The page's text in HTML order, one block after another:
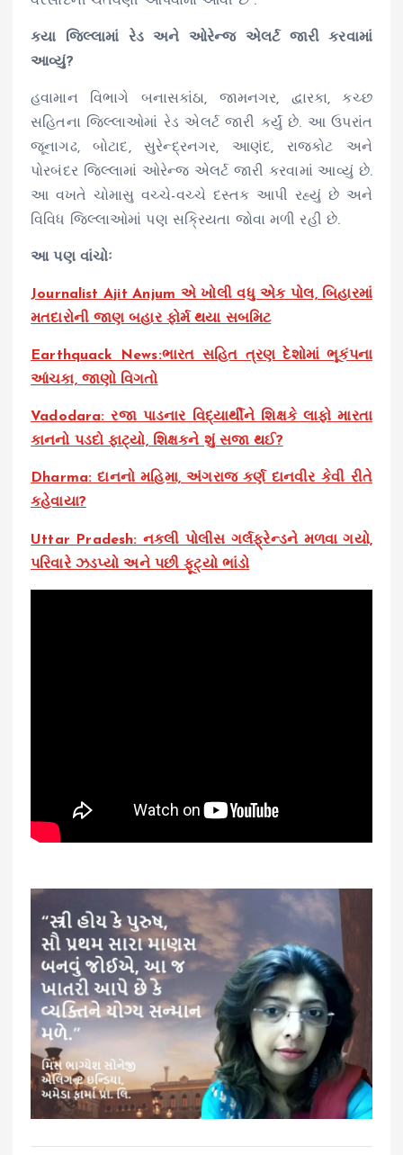
કયા જિલ્લામાં રેડ અને ઓરેન્જ એલર્ટ જારી કરવામાં
આવ્યું?
હવામાન વિભાગે બનાસકાંઠા, જામનગર, દ્વારકા, કચ્છ
સહિતના જિલ્લાઓમાં રેડ એલર્ટ જારી કર્યું છે. આ ઉપરાંત
જૂનાગઢ, બોટાદ, સુરેન્દ્રનગર, આણંદ, રાજકોટ અને
પોરબંદર જિલ્લામાં ઓરેન્જ એલર્ટ જારી કરવામાં આવ્યું છે.
આ વખતે ચોમાસુ વચ્ચે-વચ્ચે દસ્તક આપી રહ્યું છે અને
વિવિધ જિલ્લાઓમાં પણ સક્રિયતા જોવા મળી રહી છે.
આ પણ વાંચોઃ
Journalist Ajit Anjum એ ખોલી વધુ એક પોલ, બિહારમાં
મતદારોની જાણ બહાર ફોર્મ થયા સબમિટ
Earthquack News:ભારત સહિત ત્રણ દેશોમાં ભૂકંપના
આંચકા, જાણો વિગતો
Vadodara: રજા પાડનાર વિદ્યાર્થીને શિક્ષકે લાફો મારતા
કાનનો પડદો ફાટ્યો, શિક્ષકને શું સજા થઈ?
Dharma: દાનનો મહિમા, અંગરાજ કર્ણ દાનવીર કેવી રીતે
કહેવાયા?
Uttar Pradesh: નકલી પોલીસ ગર્લફ્રેન્ડને મળવા ગયો,
પરિવારે ઝડપ્યો અને પછી ફૂટ્યો ભાંડો